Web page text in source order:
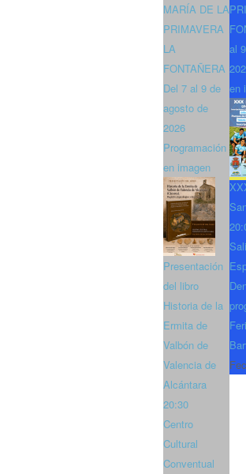
MARÍA DE LA
PRIMAVERA
LA
FONTAÑERA
Del 7 al 9 de
agosto de
2026
Programación
en imagen
Presentación
del libro
Historia de la
Ermita de
Valbón de
Valencia de
Alcántara
20:30
Centro
Cultural
Conventual
al
en